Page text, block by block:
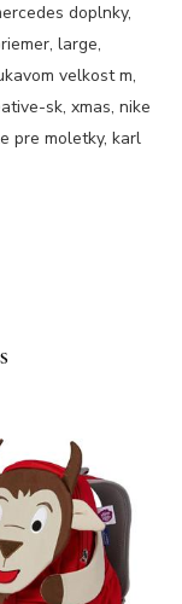
doplnky,
large,
velkost m,
sk, xmas, nike
pre moletky, karl